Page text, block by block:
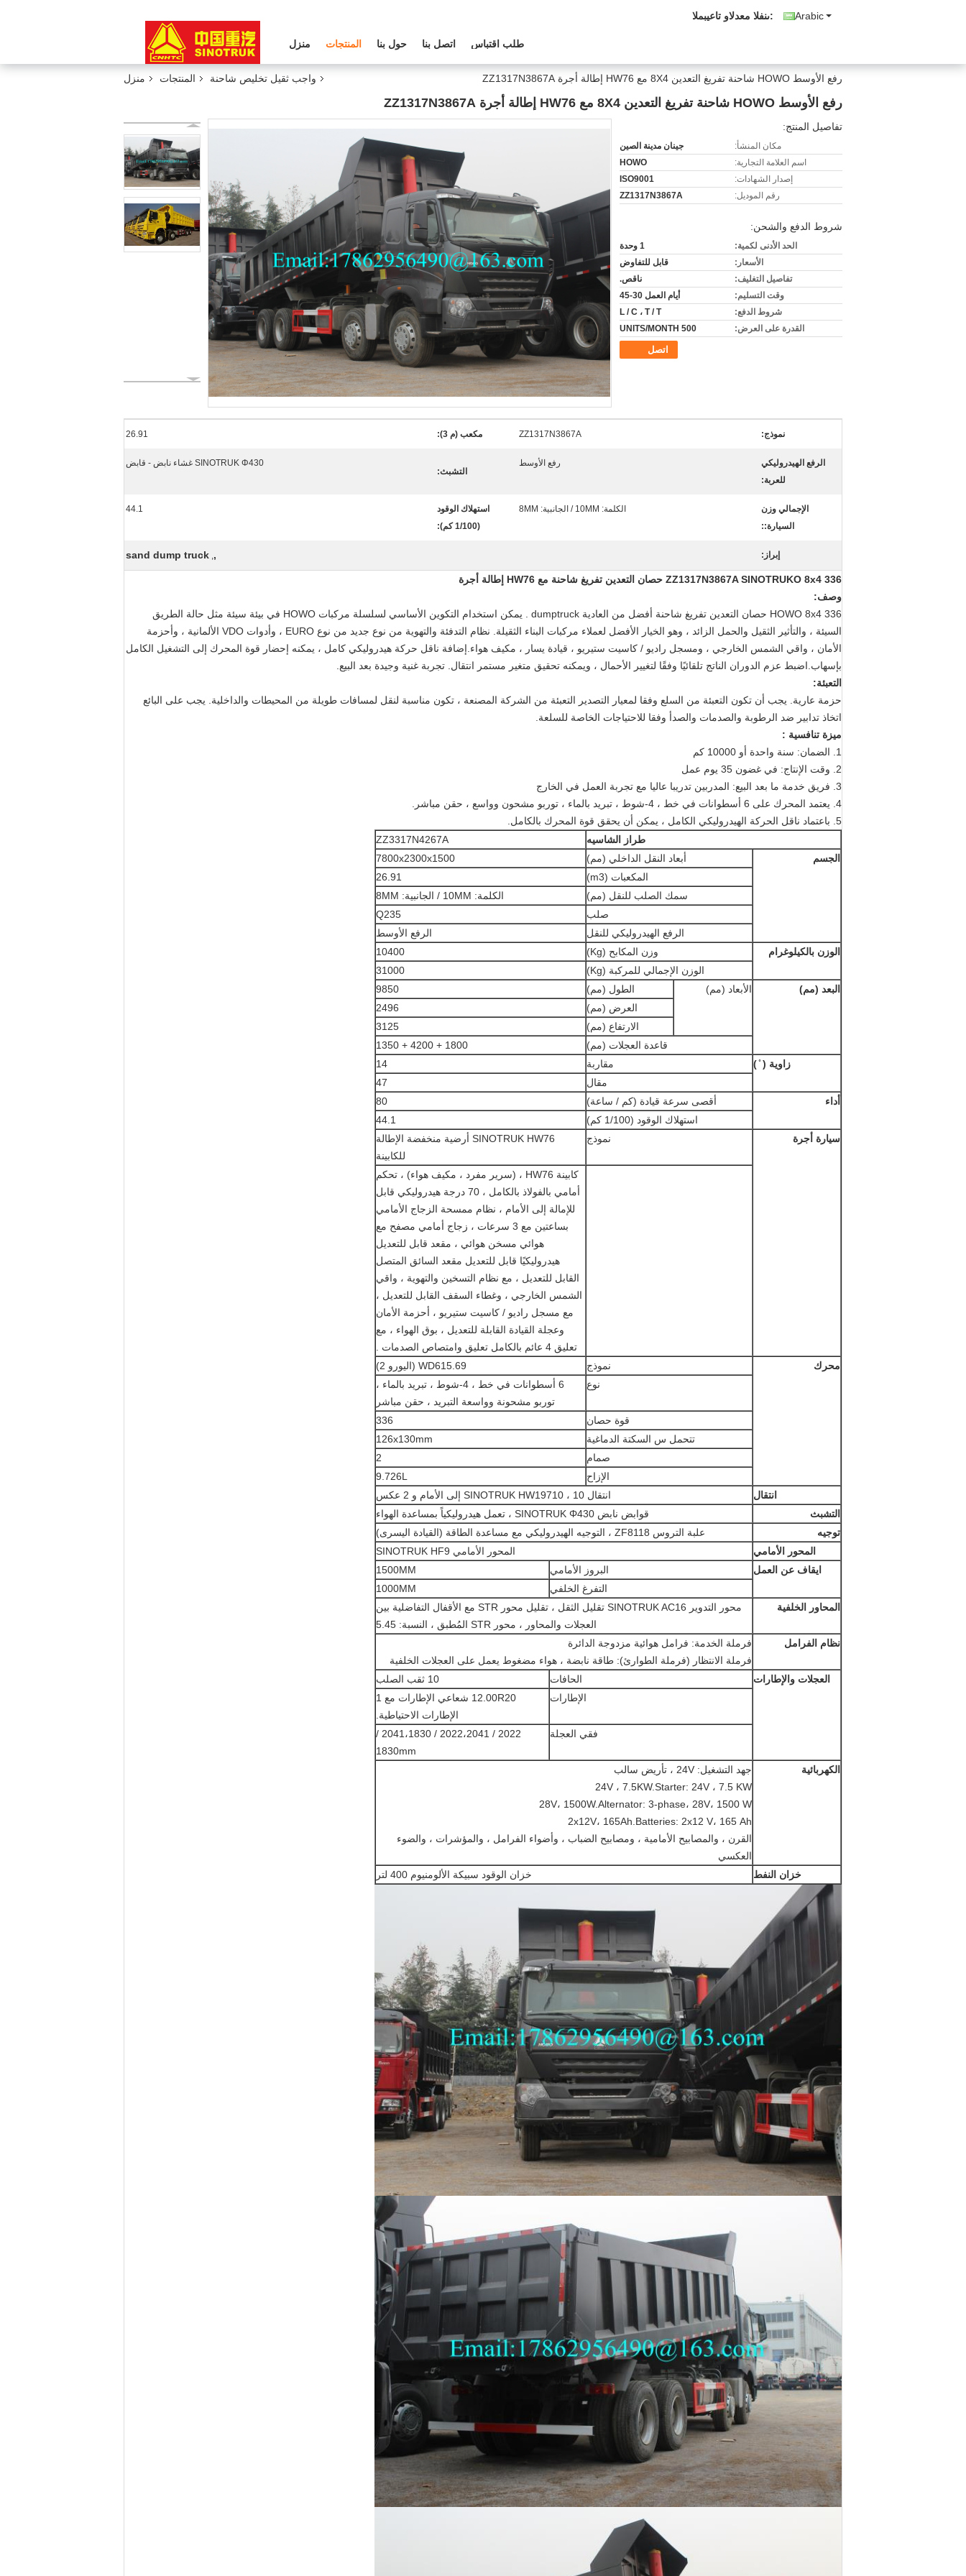
Arabic المبيعات والدعم الفنى:
منزل المنتجات حول بنا اتصل بنا طلب اقتباس
منزل المنتجات واجب ثقيل تخليص شاحنة رفع الأوسط HOWO شاحنة تفريغ التعدين 8X4 مع HW76 إطالة أجرة ZZ1317N3867A
رفع الأوسط HOWO شاحنة تفريغ التعدين 8X4 مع HW76 إطالة أجرة ZZ1317N3867A
تفاصيل المنتج:
مكان المنشأ:
جينان مدينة الصين
اسم العلامة التجارية:
HOWO
إصدار الشهادات:
ISO9001
رقم الموديل:
ZZ1317N3867A
شروط الدفع والشحن:
الحد الأدنى لكمية:
1 وحدة
الأسعار:
قابل للتفاوض
تفاصيل التغليف:
ناقص.
وقت التسليم:
أيام العمل 30-45
شروط الدفع:
L / C ، T / T
القدرة على العرض:
500 UNITS/MONTH
اتصل
نموذج: ZZ1317N3867A مكعب (م 3): 26.91
الرفع الهيدروليكي
للعربة:
رفع الأوسط
التشبث:
SINOTRUK Φ430 غشاء نابض - قابض
الإجمالي وزن
السيارة::
الكلمة: 10MM / الجانبية: 8MM
استهلاك الوقود
(1/100 كم):
44.1
إبراز: ,
,
sand dump truck
ZZ1317N3867A SINOTRUKO 8x4 336 حصان التعدين تفريغ شاحنة مع HW76 إطالة أجرة
وصف:
HOWO 8x4 336 حصان التعدين تفريغ شاحنة أفضل من العادية dumptruck
يمكن استخدام التكوين الأساسي لسلسلة مركبات HOWO في بيئة سيئة مثل حالة الطريق
السيئة ، والتأثير الثقيل والحمل الزائد ، وهو الخيار الأفضل لعملاء مركبات البناء الثقيلة. نظام التدفئة والتهوية من نوع جديد من نوع EURO ، وأدوات VDO الألمانية ، وأحزمة
الأمان ، واقي الشمس الخارجي ، ومسجل راديو / كاسيت ستيريو ، قيادة يسار ، مكيف هواء.إضافة ناقل حركة هيدروليكي كامل ، يمكنه إحضار قوة المحرك إلى التشغيل الكامل
بإسهاب.اضبط عزم الدوران الناتج تلقائيًا وفقًا لتغيير الأحمال ، ويمكنه تحقيق متغير مستمر انتقال. تجربة غنية وجيدة بعد البيع.
التعبئة:
حزمة عارية. يجب أن تكون التعبئة من السلع وفقا لمعيار التصدير التعبئة من الشركة المصنعة ، تكون مناسبة لنقل لمسافات طويلة من المحيطات والداخلية. يجب على البائع
اتخاذ تدابير ضد الرطوبة والصدمات والصدأ وفقا للاحتياجات الخاصة للسلعة.
ميزة تنافسية :
1. الضمان: سنة واحدة أو 10000 كم
2. وقت الإنتاج: في غضون 35 يوم عمل
3. فريق خدمة ما بعد البيع: المدربين تدريبا عاليا مع تجربة العمل في الخارج
4. يعتمد المحرك على 6 أسطوانات في خط ، 4-شوط ، تبريد بالماء ، توربو مشحون وواسع ، حقن مباشر.
5. باعتماد ناقل الحركة الهيدروليكي الكامل ، يمكن أن يحقق قوة المحرك بالكامل.
طراز الشاسيه
ZZ3317N4267A
الجسم
أبعاد النقل الداخلي (مم)
7800x2300x1500
المكعبات (m3)
26.91
سمك الصلب للنقل (مم)
الكلمة: 10MM / الجانبية: 8MM
صلب
Q235
الرفع الهيدروليكي للنقل
الرفع الأوسط
الوزن بالكيلوغرام
وزن المكابح (Kg)
10400
الوزن الإجمالي للمركبة (Kg)
31000
البعد (مم)
الأبعاد (مم) الطول (مم)
9850
العرض (مم)
2496
الارتفاع (مم)
3125
قاعدة العجلات (مم)
1800 + 4200 + 1350
زاوية ( ) مقاربة
14
مقال
47
أداء
أقصى سرعة قيادة (كم / ساعة)
80
استهلاك الوقود (1/100 كم)
44.1
سيارة أجرة
نموذج SINOTRUK HW76 أرضية منخفضة الإطالة
للكابينة
كابينة HW76 ، (سرير مفرد ، مكيف هواء) ، تحكم
أمامي بالفولاذ بالكامل ، 70 درجة هيدروليكي قابل
للإمالة إلى الأمام ، نظام ممسحة الزجاج الأمامي
بساعتين مع 3 سرعات ، زجاج أمامي مصفح مع
هوائي مسخن هوائي ، مقعد قابل للتعديل
هيدروليكيًا قابل للتعديل مقعد السائق المتصل
القابل للتعديل ، مع نظام التسخين والتهوية ، واقي
الشمس الخارجي ، وغطاء السقف القابل للتعديل ،
مع مسجل راديو / كاسيت ستيريو ، أحزمة الأمان
وعجلة القيادة القابلة للتعديل ، بوق الهواء ، مع
تعليق 4 عائم بالكامل تعليق وامتصاص الصدمات .
محرك
نموذج
WD615.69 (اليورو 2)
نوع
6 أسطوانات في خط ، 4-شوط ، تبريد بالماء ،
توربو مشحونة وواسعة التبريد ، حقن مباشر
قوة حصان
336
تتحمل س السكتة الدماغية
126x130mm
صمام
2
الإزاح
9.726L
انتقال
انتقال SINOTRUK HW19710 ، 10 إلى الأمام و 2 عكس
التشبث
قوابض نابض SINOTRUK Φ430 ، تعمل هيدروليكياً بمساعدة الهواء
توجيه
علبة التروس ZF8118 ، التوجيه الهيدروليكي مع مساعدة الطاقة (القيادة اليسرى)
المحور الأمامي
المحور الأمامي SINOTRUK HF9
ايقاف عن العمل
البروز الأمامي
1500MM
التفرغ الخلفي
1000MM
المحاور الخلفية
محور التدوير SINOTRUK AC16 تقليل الثقل ، تقليل محور STR مع الأقفال التفاضلية بين
العجلات والمحاور ، محور STR المُطبق ، النسبة: 5.45
نظام الفرامل
فرملة الخدمة: فرامل هوائية مزدوجة الدائرة
فرملة الانتظار (فرملة الطوارئ): طاقة نابضة ، هواء مضغوط يعمل على العجلات الخلفية
العجلات والإطارات
الحافات
10 ثقب الصلب
الإطارات
12.00R20 شعاعي الإطارات مع 1
الإطارات الاحتياطية.
فقي العجلة
2022 / 2022،2041 / 2041،1830 /
1830mm
الكهربائية
جهد التشغيل: 24V ، تأريض سالب
24V ، 7.5KW.Starter: 24V ، 7.5 KW
28V، 1500W.Alternator: 3-phase، 28V، 1500 W
2x12V، 165Ah.Batteries: 2x12 V، 165 Ah
القرن ، والمصابيح الأمامية ، ومصابيح الضباب ، وأضواء الفرامل ، والمؤشرات ، والضوء
العكسي
خزان النفط
خزان الوقود سبيكة الألومنيوم 400 لتر